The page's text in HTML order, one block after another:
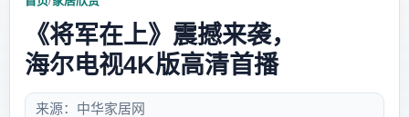
《将军在上》震撼来袭，
海尔电视4K版高清首播
来源：中华家居网